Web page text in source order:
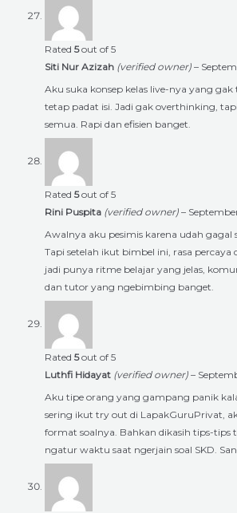
Rated 5out of 5
Siti Nur Azizah (verified owner) –
Aku suka konsep kelas live-nya yang
tetap padat isi. Jadi gak overthinking,
semua. Rapi dan efisien banget.
Rated 5out of 5
Rini Puspita (verified owner) –
Awalnya aku pesimis karena udah gagal
Tapi setelah ikut bimbel ini, rasa percaya
jadi punya ritme belajar yang jelas,
dan tutor yang ngebimbing banget.
Rated 5out of 5
Luthfi Hidayat (verified owner) –
Aku tipe orang yang gampang panik
sering ikut try out di LapakGuruPrivat,
format soalnya. Bahkan dikasih tips-tips
ngatur waktu saat ngerjain soal SKD.